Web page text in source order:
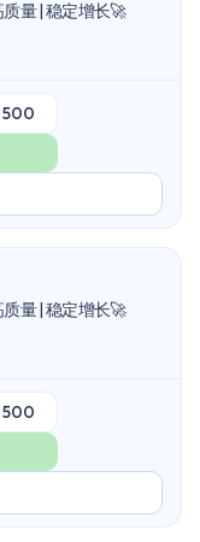
量 | 稳定增长🚀
500
量 | 稳定增长🚀
500